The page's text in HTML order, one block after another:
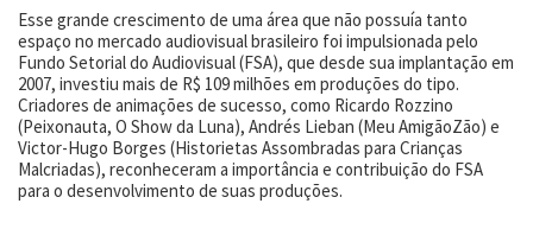
Esse grande crescimento de uma área que não possuía tanto
espaço no mercado audiovisual brasileiro foi impulsionada pelo
Fundo Setorial do Audiovisual (FSA), que desde sua implantação em
2007, investiu mais de R$ 109 milhões em produções do tipo.
Criadores de animações de sucesso, como Ricardo Rozzino
(Peixonauta, O Show da Luna), Andrés Lieban (Meu AmigãoZão) e
Victor-Hugo Borges (Historietas Assombradas para Crianças
Malcriadas), reconheceram a importância e contribuição do FSA
para o desenvolvimento de suas produções.